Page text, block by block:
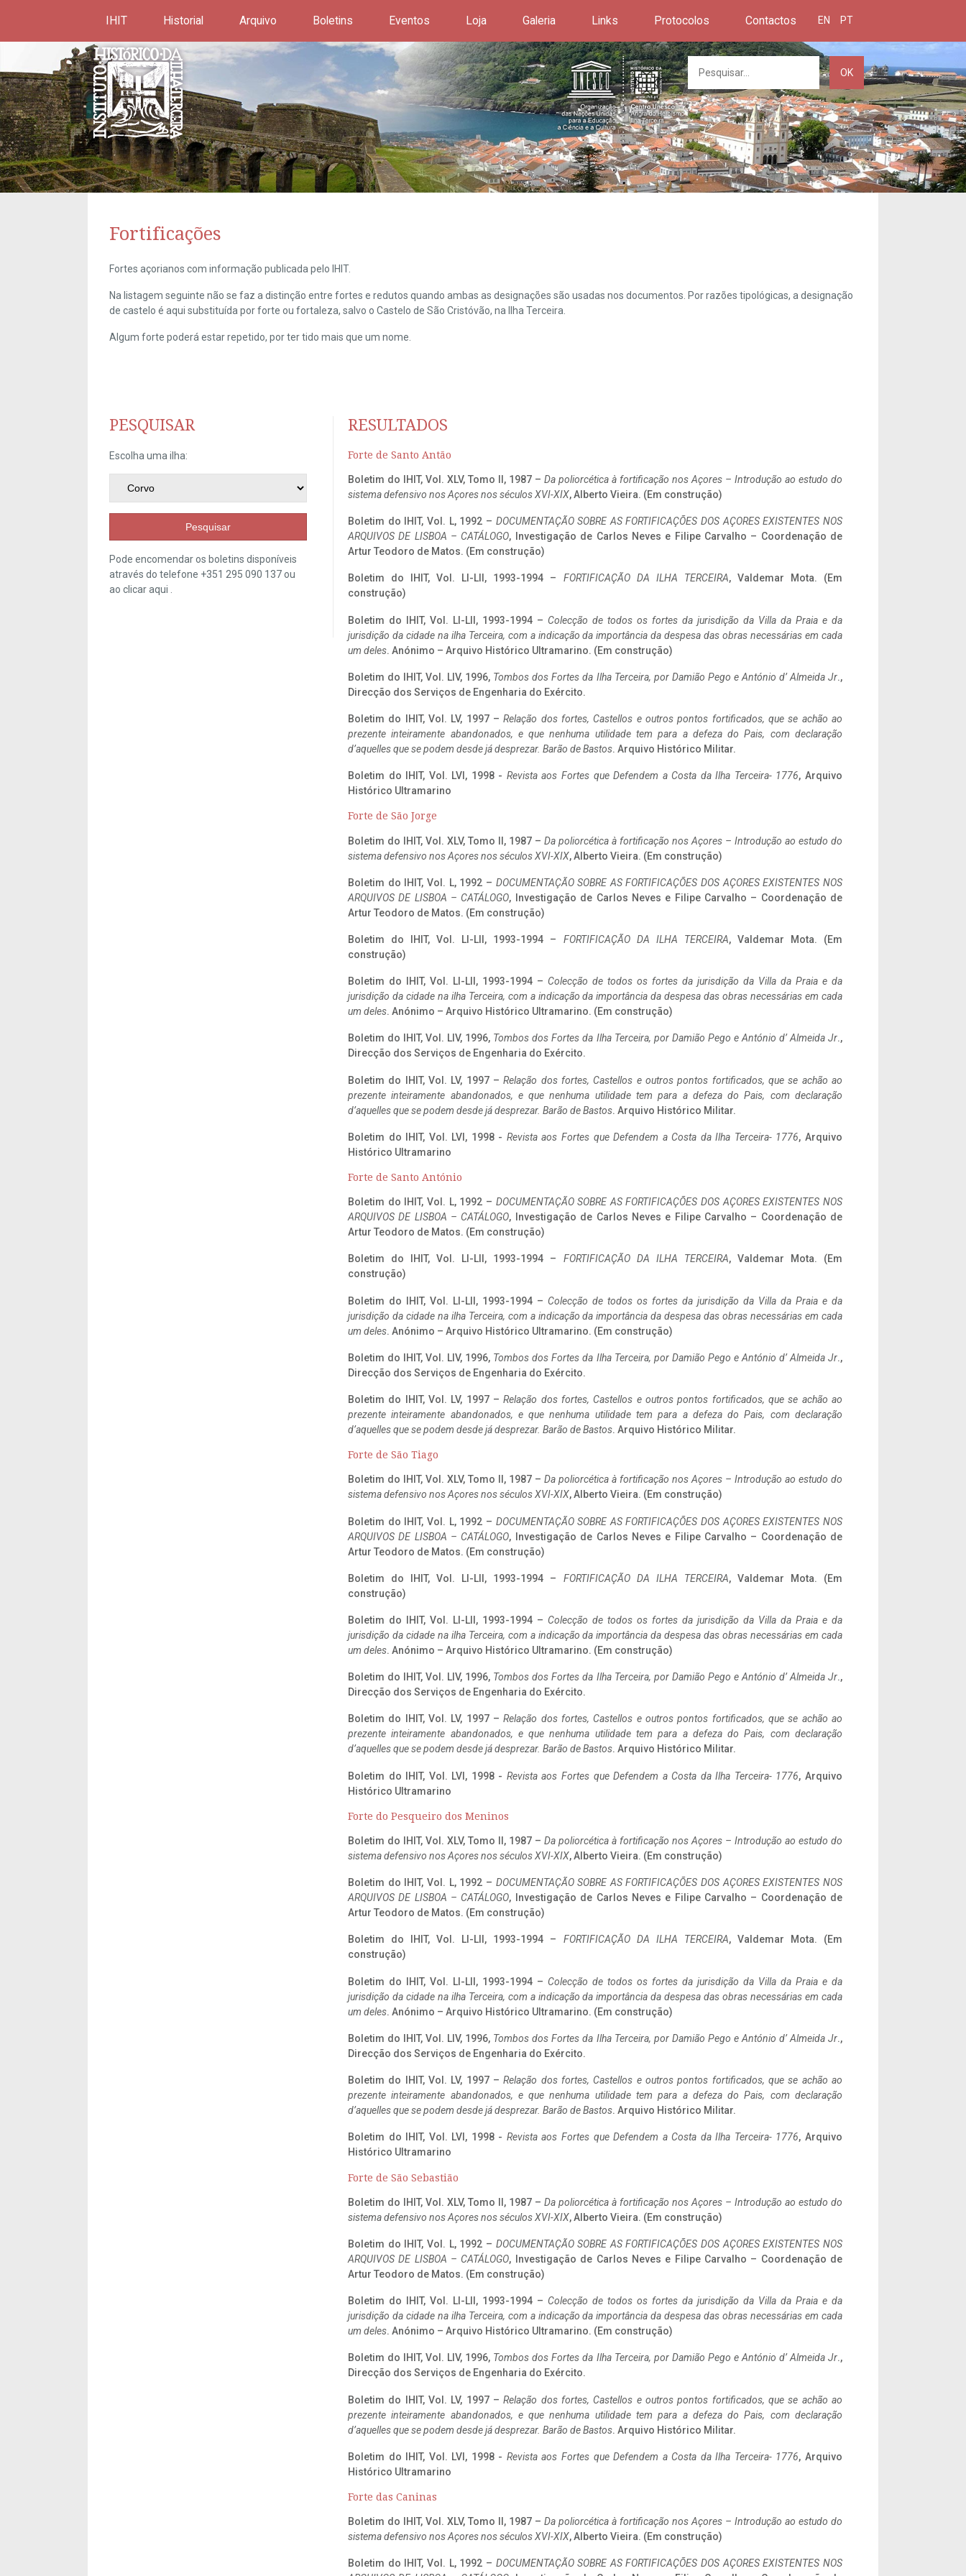
IHIT Historial Arquivo Boletins Eventos Loja Galeria Links Protocolos Contactos EN PT
OK
Fortificações
Fortes açorianos com informação publicada pelo IHIT.
Na listagem seguinte não se faz a distinção entre fortes e redutos quando ambas as designações são usadas nos documentos. Por razões tipológicas, a designação
de castelo é aqui substituída por forte ou fortaleza, salvo o Castelo de São Cristóvão, na Ilha Terceira.
Algum forte poderá estar repetido, por ter tido mais que um nome.
PESQUISAR
Escolha uma ilha:
Pesquisar
Pode encomendar os boletins disponíveis
através do telefone +351 295 090 137 ou
ao clicaraqui
RESULTADOS
Forte de Santo Antão
Boletim do IHIT, Vol. XLV, Tomo II, 1987 – Da poliorcética à fortificação nos Açores – Introdução ao estudo do
sistema defensivo nos Açores nos séculos XVI-XIX, Alberto Vieira. (Em construção)
Boletim do IHIT, Vol. L, 1992 – DOCUMENTAÇÃO SOBRE AS FORTIFICAÇÕES DOS AÇORES EXISTENTES NOS
ARQUIVOS DE LISBOA – CATÁLOGO, Investigação de Carlos Neves e Filipe Carvalho – Coordenação de
Artur Teodoro de Matos. (Em construção)
Boletim do IHIT, Vol. LI-LII, 1993-1994 – FORTIFICAÇÃO DA ILHA TERCEIRA, Valdemar Mota. (Em
construção)
Boletim do IHIT, Vol. LI-LII, 1993-1994 – Colecção de todos os fortes da jurisdição da Villa da Praia e da
jurisdição da cidade na ilha Terceira, com a indicação da importância da despesa das obras necessárias em cada
um deles. Anónimo – Arquivo Histórico Ultramarino. (Em construção)
Boletim do IHIT, Vol. LIV, 1996, Tombos dos Fortes da Ilha Terceira, por Damião Pego e António d’ Almeida Jr.,
Direcção dos Serviços de Engenharia do Exército.
Boletim do IHIT, Vol. LV, 1997 –Relação dos fortes, Castellos e outros pontos fortificados, que se achão ao
prezente inteiramente abandonados, e que nenhuma utilidade tem para a defeza do Pais, com declaração
d’aquelles que se podem desde já desprezar. Barão de Bastos. Arquivo Histórico Militar.
Boletim do IHIT, Vol. LVI, 1998 - Revista aos Fortes que Defendem a Costa da Ilha Terceira- 1776, Arquivo
Histórico Ultramarino
Forte de São Jorge
Boletim do IHIT, Vol. XLV, Tomo II, 1987 – Da poliorcética à fortificação nos Açores – Introdução ao estudo do
sistema defensivo nos Açores nos séculos XVI-XIX, Alberto Vieira. (Em construção)
Boletim do IHIT, Vol. L, 1992 – DOCUMENTAÇÃO SOBRE AS FORTIFICAÇÕES DOS AÇORES EXISTENTES NOS
ARQUIVOS DE LISBOA – CATÁLOGO, Investigação de Carlos Neves e Filipe Carvalho – Coordenação de
Artur Teodoro de Matos. (Em construção)
Boletim do IHIT, Vol. LI-LII, 1993-1994 – FORTIFICAÇÃO DA ILHA TERCEIRA, Valdemar Mota. (Em
construção)
Boletim do IHIT, Vol. LI-LII, 1993-1994 – Colecção de todos os fortes da jurisdição da Villa da Praia e da
jurisdição da cidade na ilha Terceira, com a indicação da importância da despesa das obras necessárias em cada
um deles. Anónimo – Arquivo Histórico Ultramarino. (Em construção)
Boletim do IHIT, Vol. LIV, 1996, Tombos dos Fortes da Ilha Terceira, por Damião Pego e António d’ Almeida Jr.,
Direcção dos Serviços de Engenharia do Exército.
Boletim do IHIT, Vol. LV, 1997 –Relação dos fortes, Castellos e outros pontos fortificados, que se achão ao
prezente inteiramente abandonados, e que nenhuma utilidade tem para a defeza do Pais, com declaração
d’aquelles que se podem desde já desprezar. Barão de Bastos. Arquivo Histórico Militar.
Boletim do IHIT, Vol. LVI, 1998 - Revista aos Fortes que Defendem a Costa da Ilha Terceira- 1776, Arquivo
Histórico Ultramarino
Forte de Santo António
Boletim do IHIT, Vol. L, 1992 – DOCUMENTAÇÃO SOBRE AS FORTIFICAÇÕES DOS AÇORES EXISTENTES NOS
ARQUIVOS DE LISBOA – CATÁLOGO, Investigação de Carlos Neves e Filipe Carvalho – Coordenação de
Artur Teodoro de Matos. (Em construção)
Boletim do IHIT, Vol. LI-LII, 1993-1994 – FORTIFICAÇÃO DA ILHA TERCEIRA, Valdemar Mota. (Em
construção)
Boletim do IHIT, Vol. LI-LII, 1993-1994 – Colecção de todos os fortes da jurisdição da Villa da Praia e da
jurisdição da cidade na ilha Terceira, com a indicação da importância da despesa das obras necessárias em cada
um deles. Anónimo – Arquivo Histórico Ultramarino. (Em construção)
Boletim do IHIT, Vol. LIV, 1996, Tombos dos Fortes da Ilha Terceira, por Damião Pego e António d’ Almeida Jr.,
Direcção dos Serviços de Engenharia do Exército.
Boletim do IHIT, Vol. LV, 1997 –Relação dos fortes, Castellos e outros pontos fortificados, que se achão ao
prezente inteiramente abandonados, e que nenhuma utilidade tem para a defeza do Pais, com declaração
d’aquelles que se podem desde já desprezar. Barão de Bastos. Arquivo Histórico Militar.
Forte de São Tiago
Boletim do IHIT, Vol. XLV, Tomo II, 1987 – Da poliorcética à fortificação nos Açores – Introdução ao estudo do
sistema defensivo nos Açores nos séculos XVI-XIX, Alberto Vieira. (Em construção)
Boletim do IHIT, Vol. L, 1992 – DOCUMENTAÇÃO SOBRE AS FORTIFICAÇÕES DOS AÇORES EXISTENTES NOS
ARQUIVOS DE LISBOA – CATÁLOGO, Investigação de Carlos Neves e Filipe Carvalho – Coordenação de
Artur Teodoro de Matos. (Em construção)
Boletim do IHIT, Vol. LI-LII, 1993-1994 – FORTIFICAÇÃO DA ILHA TERCEIRA, Valdemar Mota. (Em
construção)
Boletim do IHIT, Vol. LI-LII, 1993-1994 – Colecção de todos os fortes da jurisdição da Villa da Praia e da
jurisdição da cidade na ilha Terceira, com a indicação da importância da despesa das obras necessárias em cada
um deles. Anónimo – Arquivo Histórico Ultramarino. (Em construção)
Boletim do IHIT, Vol. LIV, 1996, Tombos dos Fortes da Ilha Terceira, por Damião Pego e António d’ Almeida Jr.,
Direcção dos Serviços de Engenharia do Exército.
Boletim do IHIT, Vol. LV, 1997 –Relação dos fortes, Castellos e outros pontos fortificados, que se achão ao
prezente inteiramente abandonados, e que nenhuma utilidade tem para a defeza do Pais, com declaração
d’aquelles que se podem desde já desprezar. Barão de Bastos. Arquivo Histórico Militar.
Boletim do IHIT, Vol. LVI, 1998 - Revista aos Fortes que Defendem a Costa da Ilha Terceira- 1776, Arquivo
Histórico Ultramarino
Forte do Pesqueiro dos Meninos
Boletim do IHIT, Vol. XLV, Tomo II, 1987 – Da poliorcética à fortificação nos Açores – Introdução ao estudo do
sistema defensivo nos Açores nos séculos XVI-XIX, Alberto Vieira. (Em construção)
Boletim do IHIT, Vol. L, 1992 – DOCUMENTAÇÃO SOBRE AS FORTIFICAÇÕES DOS AÇORES EXISTENTES NOS
ARQUIVOS DE LISBOA – CATÁLOGO, Investigação de Carlos Neves e Filipe Carvalho – Coordenação de
Artur Teodoro de Matos. (Em construção)
Boletim do IHIT, Vol. LI-LII, 1993-1994 – FORTIFICAÇÃO DA ILHA TERCEIRA, Valdemar Mota. (Em
construção)
Boletim do IHIT, Vol. LI-LII, 1993-1994 – Colecção de todos os fortes da jurisdição da Villa da Praia e da
jurisdição da cidade na ilha Terceira, com a indicação da importância da despesa das obras necessárias em cada
um deles. Anónimo – Arquivo Histórico Ultramarino. (Em construção)
Boletim do IHIT, Vol. LIV, 1996, Tombos dos Fortes da Ilha Terceira, por Damião Pego e António d’ Almeida Jr.,
Direcção dos Serviços de Engenharia do Exército.
Boletim do IHIT, Vol. LV, 1997 –Relação dos fortes, Castellos e outros pontos fortificados, que se achão ao
prezente inteiramente abandonados, e que nenhuma utilidade tem para a defeza do Pais, com declaração
d’aquelles que se podem desde já desprezar. Barão de Bastos. Arquivo Histórico Militar.
Boletim do IHIT, Vol. LVI, 1998 - Revista aos Fortes que Defendem a Costa da Ilha Terceira- 1776, Arquivo
Histórico Ultramarino
Forte de São Sebastião
Boletim do IHIT, Vol. XLV, Tomo II, 1987 – Da poliorcética à fortificação nos Açores – Introdução ao estudo do
sistema defensivo nos Açores nos séculos XVI-XIX, Alberto Vieira. (Em construção)
Boletim do IHIT, Vol. L, 1992 – DOCUMENTAÇÃO SOBRE AS FORTIFICAÇÕES DOS AÇORES EXISTENTES NOS
ARQUIVOS DE LISBOA – CATÁLOGO, Investigação de Carlos Neves e Filipe Carvalho – Coordenação de
Artur Teodoro de Matos. (Em construção)
Boletim do IHIT, Vol. LI-LII, 1993-1994 – Colecção de todos os fortes da jurisdição da Villa da Praia e da
jurisdição da cidade na ilha Terceira, com a indicação da importância da despesa das obras necessárias em cada
um deles. Anónimo – Arquivo Histórico Ultramarino. (Em construção)
Boletim do IHIT, Vol. LIV, 1996, Tombos dos Fortes da Ilha Terceira, por Damião Pego e António d’ Almeida Jr.,
Direcção dos Serviços de Engenharia do Exército.
Boletim do IHIT, Vol. LV, 1997 –Relação dos fortes, Castellos e outros pontos fortificados, que se achão ao
prezente inteiramente abandonados, e que nenhuma utilidade tem para a defeza do Pais, com declaração
d’aquelles que se podem desde já desprezar. Barão de Bastos. Arquivo Histórico Militar.
Boletim do IHIT, Vol. LVI, 1998 - Revista aos Fortes que Defendem a Costa da Ilha Terceira- 1776, Arquivo
Histórico Ultramarino
Forte das Caninas
Boletim do IHIT, Vol. XLV, Tomo II, 1987 – Da poliorcética à fortificação nos Açores – Introdução ao estudo do
sistema defensivo nos Açores nos séculos XVI-XIX, Alberto Vieira. (Em construção)
Boletim do IHIT, Vol. L, 1992 – DOCUMENTAÇÃO SOBRE AS FORTIFICAÇÕES DOS AÇORES EXISTENTES NOS